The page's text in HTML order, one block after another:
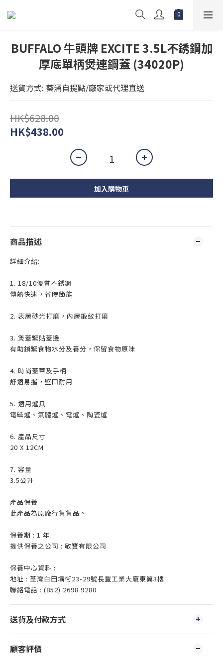
BUFFALO 牛頭牌 EXCITE 3.5L不銹鋼加
厚底單柄煲連鋼蓋 (34020P)
送貨方式: 葵涌自提點/廠家或代理直送
HK$628.00
HK$438.00
加入購物車
商品描述
詳細介紹:
1. 18/10優質不銹鋼
傳熱快速，省時節能
2. 表層砂光打磨，內層鍛紋打磨
3. 煲蓋緊貼蓋邊
有助鎖緊食物水分及養分，保留食物原味
4. 時尚蓋蒂及手柄
舒適易握，堅固耐用
5. 適用爐具
電磁爐、氣體爐、電爐、陶瓷爐
6. 產品尺寸
20 X 12CM
7. 容量
3.5公升
產品保養
此產品為原廠行貨貨品。
保養期 : 1 年
提供保養之公司 : 敏寶有限公司
保養中心資料 :
地址 : 荃灣白田壩街23-29號長豐工業大廈東翼3樓
聯絡電話 : (852) 2698 9280
送貨及付款方式
顧客評價